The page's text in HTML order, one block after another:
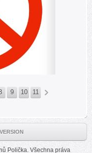
9 10 11
Polička. Všechna práva